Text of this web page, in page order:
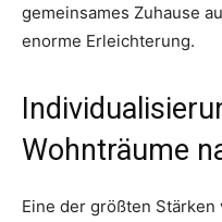
gemeinsames Zuhause
enorme Erleichterung.
Wohnträume
Eine der größten